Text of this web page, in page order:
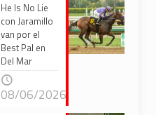
He Is No Lie
con Jaramillo
van por el
Best Pal en
Del Mar
08/06/2026